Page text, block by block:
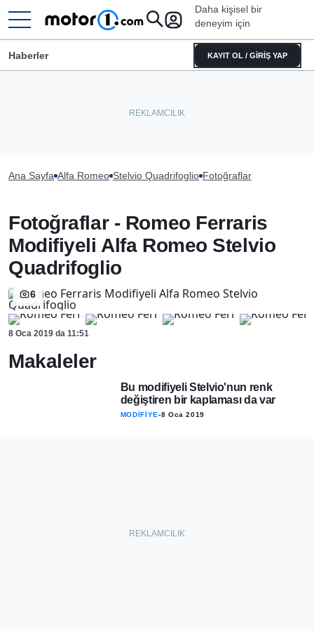
Daha kişisel bir
deneyim için
KAYIT OL / GİRİŞ YAP
Haberler
Ana Sayfa Alfa Romeo Stelvio Quadrifoglio Fotoğraflar
Fotoğraflar - Romeo Ferraris
Modifiyeli Alfa Romeo Stelvio
Quadrifoglio
6
8 Oca 2019 da 11:51
Makaleler
Bu modifiyeli Stelvio'nun renk
değiştiren bir kaplaması da var
MODİFİYE-8 Oca 2019